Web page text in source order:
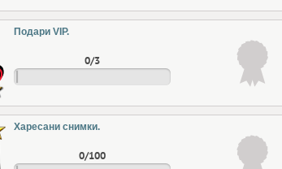
Подари VIP.
0/3
Харесани снимки.
0/100